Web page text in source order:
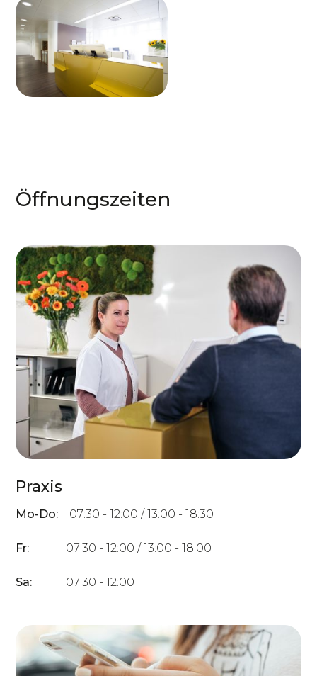
Öffnungszeiten
Praxis
Mo-Do: 07:30 - 12:00 / 13:00 - 18:30
Fr: 07:30 - 12:00 / 13:00 - 18:00
Sa: 07:30 - 12:00